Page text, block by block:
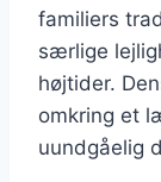
familiers
særlige
højtider.
omkring et
uundgåelig